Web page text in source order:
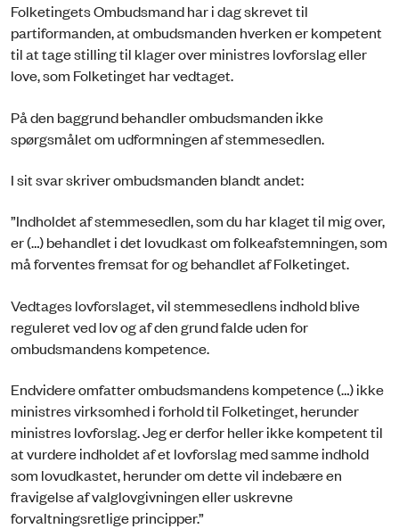
Folketingets Ombudsmand har i dag skrevet til
partiformanden, at ombudsmanden hverken er kompetent
til at tage stilling til klager over ministres lovforslag eller
love, som Folketinget har vedtaget.
På den baggrund behandler ombudsmanden ikke
spørgsmålet om udformningen af stemmesedlen.
I sit svar skriver ombudsmanden blandt andet:
”Indholdet af stemmesedlen, som du har klaget til mig over,
er (…) behandlet i det lovudkast om folkeafstemningen, som
må forventes fremsat for og behandlet af Folketinget.
Vedtages lovforslaget, vil stemmesedlens indhold blive
reguleret ved lov og af den grund falde uden for
ombudsmandens kompetence.
Endvidere omfatter ombudsmandens kompetence (…) ikke
ministres virksomhed i forhold til Folketinget, herunder
ministres lovforslag. Jeg er derfor heller ikke kompetent til
at vurdere indholdet af et lovforslag med samme indhold
som lovudkastet, herunder om dette vil indebære en
fravigelse af valglovgivningen eller uskrevne
forvaltningsretlige principper.”